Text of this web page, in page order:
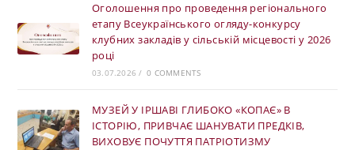
Оголошення про проведення регіонального
етапу Всеукраїнського огляду-конкурсу
клубних закладів у сільській місцевості у 2026
році
03.07.2026 / 0 COMMENTS
МУЗЕЙ У ІРШАВІ ГЛИБОКО «КОПАЄ» В
ІСТОРІЮ, ПРИВЧАЄ ШАНУВАТИ ПРЕДКІВ,
ВИХОВУЄ ПОЧУТТЯ ПАТРІОТИЗМУ